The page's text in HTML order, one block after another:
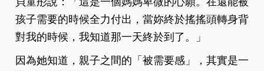
孩子需要的時候全力付出，當妳終於搖搖頭轉身背
對我的時候，我知道那一天終於到了。
」
因為她知道，親子之間的「被需要感」，其實是一